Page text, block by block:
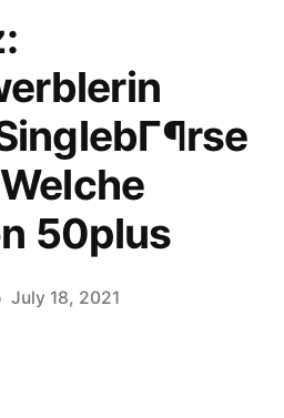
50plus
July 18, 2021